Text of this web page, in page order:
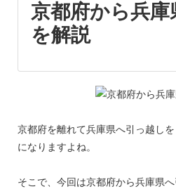
京都府から兵
を解説
京都府を離れて兵庫県へ引っ越し
になりますよね。
そこで、今回は京都府から兵庫県